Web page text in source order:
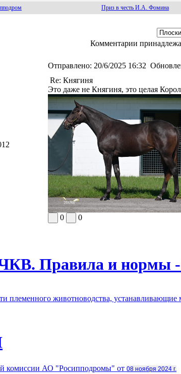
Приз в честь И.А. Фомина
Комментарии
Отправлено: 20/6/2025 16:32
Re: Княгиня
Это даже не Княгиня, это целая
0 0
Правила и нормы -
племенного животноводства,
комиссии АО "Росипподромы" от 08 ноября 2024 г.